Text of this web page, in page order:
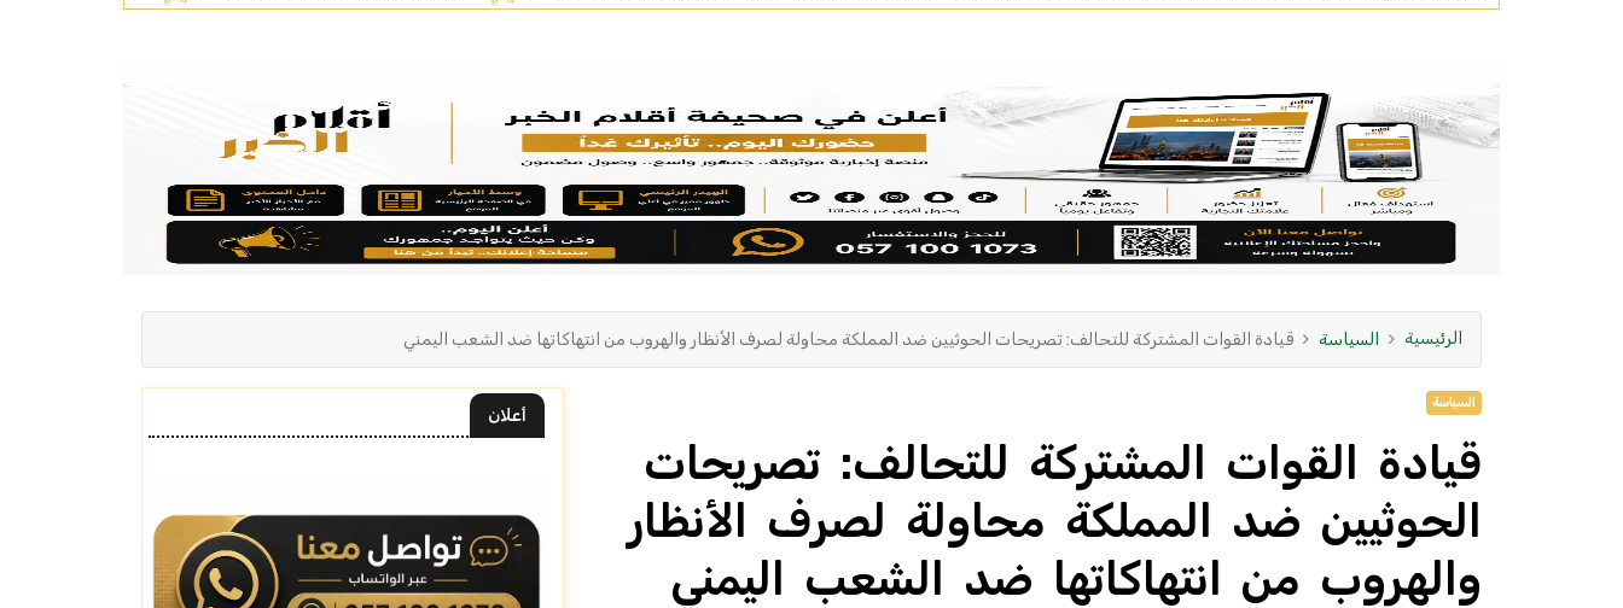
الرئيسية السياسة قيادة القوات المشتركة للتحالف: تصريحات الحوثيين ضد المملكة محاولة لصرف الأنظار والهروب من انتهاكاتها ضد الشعب اليمني
السياسة
قيادة القوات المشتركة للتحالف: تصريحات
الحوثيين ضد المملكة محاولة لصرف الأنظار
والهروب من انتهاكاتها ضد الشعب اليمني
أعلان